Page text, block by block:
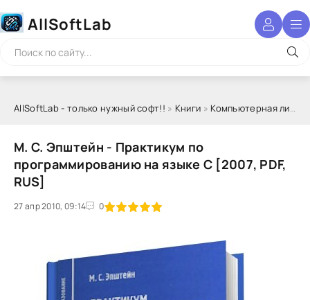
AllSoftLab
AllSoftLab - только нужный софт!! » Книги » Компьютерная литература
М. С. Эпштейн - Практикум по
программированию на языке С [2007, PDF,
RUS]
27 апр 2010, 09:14 0
1 2 3 4 5